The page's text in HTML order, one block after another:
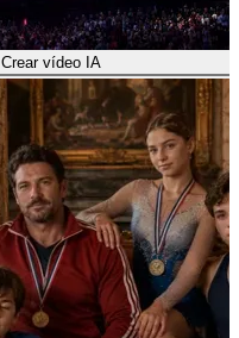
Crear vídeo IA